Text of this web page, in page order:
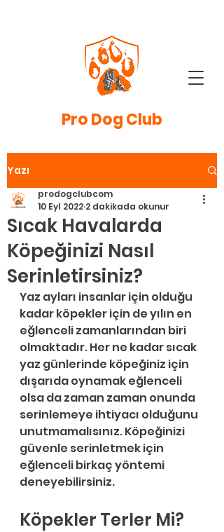
ProDog Club
Yazı
Sıcak Havalarda
Köpeğinizi Nasıl
Serinletirsiniz?
prodogclubcom
10 Eyl 2022 2 dakikada okunur
Yaz ayları insanlar için olduğu
kadar köpekler için de yılın en
eğlenceli zamanlarından biri
olmaktadır. Her ne kadar sıcak
yaz günlerinde köpeğiniz için
dışarıda oynamak eğlenceli
olsa da zaman zaman onunda
serinlemeye ihtiyacı olduğunu
unutmamalısınız. Köpeğinizi
güvenle serinletmek için
eğlenceli birkaç yöntemi
deneyebilirsiniz.
Köpekler Terler Mi?